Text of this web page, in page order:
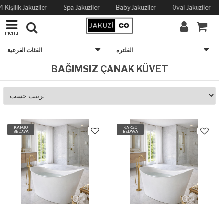
Kişilik Jakuziler Spa Jakuziler Baby Jakuziler Oval Jakuziler
menü
الفئات الفرعية الفلتره
BAĞIMSIZ ÇANAK KÜVET
KARGO
BEDAVA
KARGO
BEDAVA